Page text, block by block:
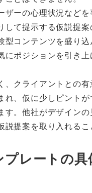
ーの心理状況など
て提示する仮説提
コンテンツを盛り
ポジションを引き上
クライアントとの
、仮に少しピントが
。他社がデザイン
提案を取り入れる
レートの